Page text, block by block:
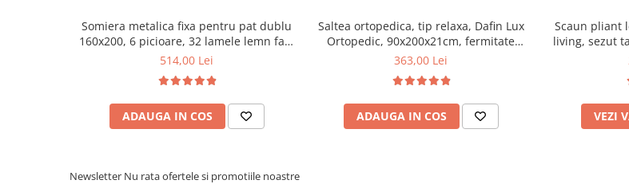
Somiera metalica fixa pentru pat dublu
160x200, 6 picioare, 32 lamele lemn fag,
benzi textile, suport saltea ferm, negru
514,00 Lei
ADAUGA IN COS
Saltea ortopedica, tip relaxa, Dafin Lux
Ortopedic, 90x200x21cm, fermitate
medie, cu plasa de arcuri tip Bonell, fata
Salt Confort
363,00 Lei
ADAUGA IN COS
Scaun pliant
living, sezut
VEZI
Newsletter Nu rata ofertele si promotiile noastre